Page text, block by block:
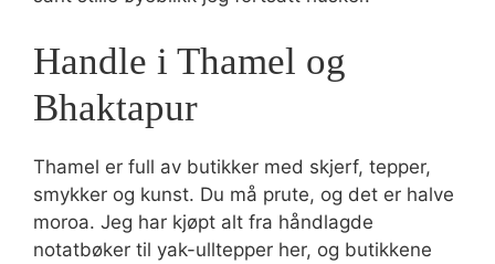
Handle i Thamel og
Bhaktapur
Thamel er full av butikker med skjerf, tepper,
smykker og kunst. Du må prute, og det er halve
moroa. Jeg har kjøpt alt fra håndlagde
notatbøker til yak-ulltepper her, og butikkene